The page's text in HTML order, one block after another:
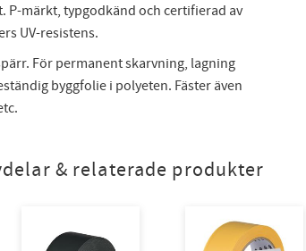
P-märkt, typgodkänd och certifierad av
UV-resistens.
För permanent skarvning, lagning
byggfolie i polyeten. Fäster även
& relaterade produkter